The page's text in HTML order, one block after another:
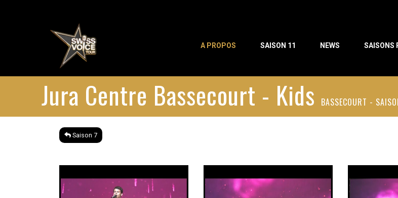
A PROPOS SAISON 11 NEWS SAISONS
Jura Centre Bassecourt - Kids BASSECOURT -
Saison 7